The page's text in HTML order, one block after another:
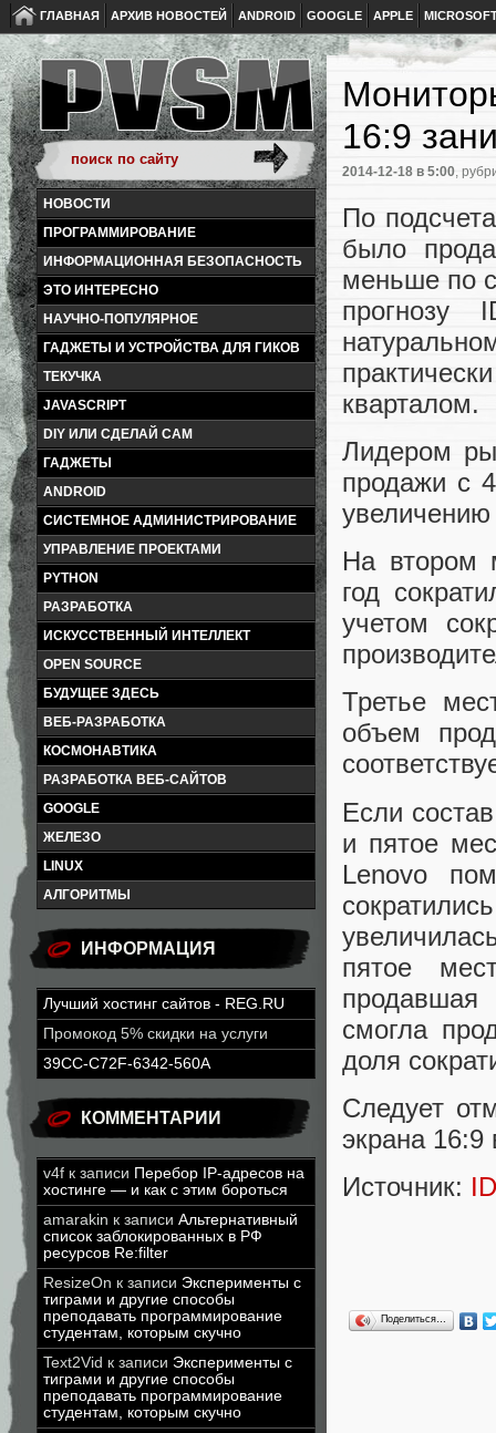
ГЛАВНАЯ АРХИВ НОВОСТЕЙ ANDROID GOOGLE APPLE
НОВОСТИ
ПРОГРАММИРОВАНИЕ
ИНФОРМАЦИОННАЯ БЕЗОПАСНОСТЬ
ЭТО ИНТЕРЕСНО
НАУЧНО-ПОПУЛЯРНОЕ
ГАДЖЕТЫ И УСТРОЙСТВА ДЛЯ ГИКОВ
ТЕКУЧКА
JAVASCRIPT
DIY ИЛИ СДЕЛАЙ САМ
ГАДЖЕТЫ
ANDROID
СИСТЕМНОЕ АДМИНИСТРИРОВАНИЕ
УПРАВЛЕНИЕ ПРОЕКТАМИ
PYTHON
РАЗРАБОТКА
ИСКУССТВЕННЫЙ ИНТЕЛЛЕКТ
OPEN SOURCE
БУДУЩЕЕ ЗДЕСЬ
ВЕБ-РАЗРАБОТКА
КОСМОНАВТИКА
РАЗРАБОТКА ВЕБ-САЙТОВ
GOOGLE
ЖЕЛЕЗО
LINUX
АЛГОРИТМЫ
ИНФОРМАЦИЯ
Лучший хостинг сайтов - REG.RU
Промокод 5% скидки на услуги
39CC-C72F-6342-560A
КОММЕНТАРИИ
v4f к записи Перебор IP-адресов на
хостинге — и как с этим бороться
amarakin к записи Альтернативный
список заблокированных в РФ
ресурсов Re:filter
ResizeOn к записи Эксперименты с
тиграми и другие способы
преподавать программирование
студентам, которым скучно
Text2Vid к записи Эксперименты с
тиграми и другие способы
преподавать программирование
студентам, которым скучно
16:9
2014-12-18 в 5:00,
По
было
меньше по
кварталом.
Лидером
продажи с
На втором
год
учетом
Третье
объем
Если
и пятое
Lenovo
пятое
смогла
доля
Следует
экрана
Источник:
Поделиться…